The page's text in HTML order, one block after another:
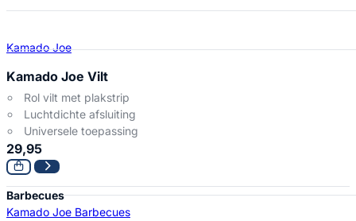
Kamado Joe
Kamado Joe Vilt
Rol vilt met plakstrip
Luchtdichte afsluiting
Universele toepassing
29,95
Barbecues
Kamado Joe Barbecues